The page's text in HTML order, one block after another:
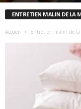
ENTRETIEN MALIN DE LA
Accueil Entretien malin de la